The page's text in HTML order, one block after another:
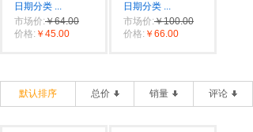
日期分类 ...
市场价:￥64.00
价格: ￥45.00
日期分类 ...
市场价:￥100.00
价格: ￥66.00
默认排序 总价 销量 评论